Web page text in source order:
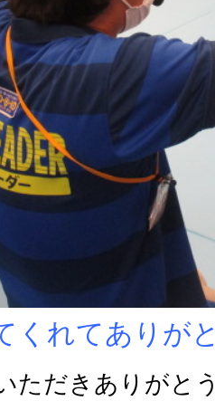
くれてありが
ただきありがと